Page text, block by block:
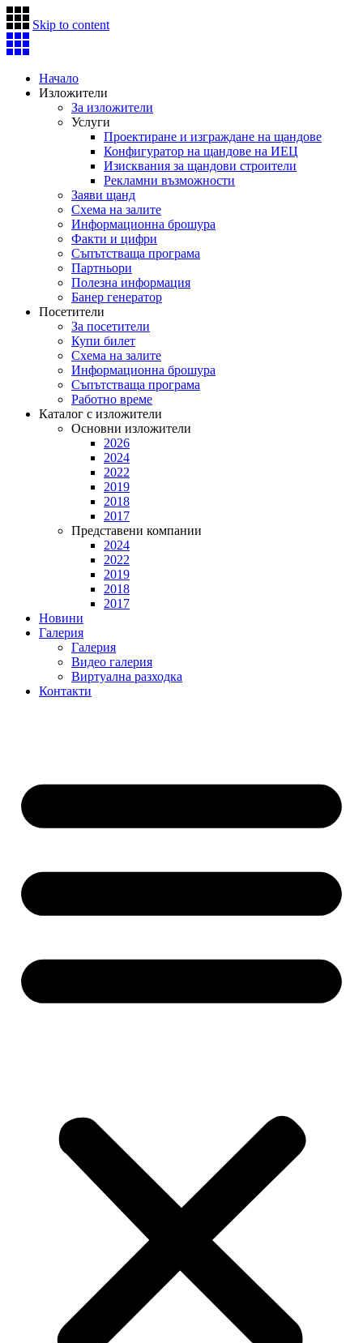
Skip to content
Начало
Изложители
За изложители
Услуги
Проектиране и изграждане на щандове
Конфигуратор на щандове на ИЕЦ
Изисквания за щандови строители
Рекламни възможности
Заяви щанд
Схема на залите
Информационна брошура
Факти и цифри
Съпътстваща програма
Партньори
Полезна информация
Банер генератор
Посетители
За посетители
Купи билет
Схема на залите
Информационна брошура
Съпътстваща програма
Работно време
Каталог с изложители
Основни изложители
2026
2024
2022
2019
2018
2017
Представени компании
2024
2022
2019
2018
2017
Новини
Галерия
Галерия
Видео галерия
Виртуална разходка
Контакти